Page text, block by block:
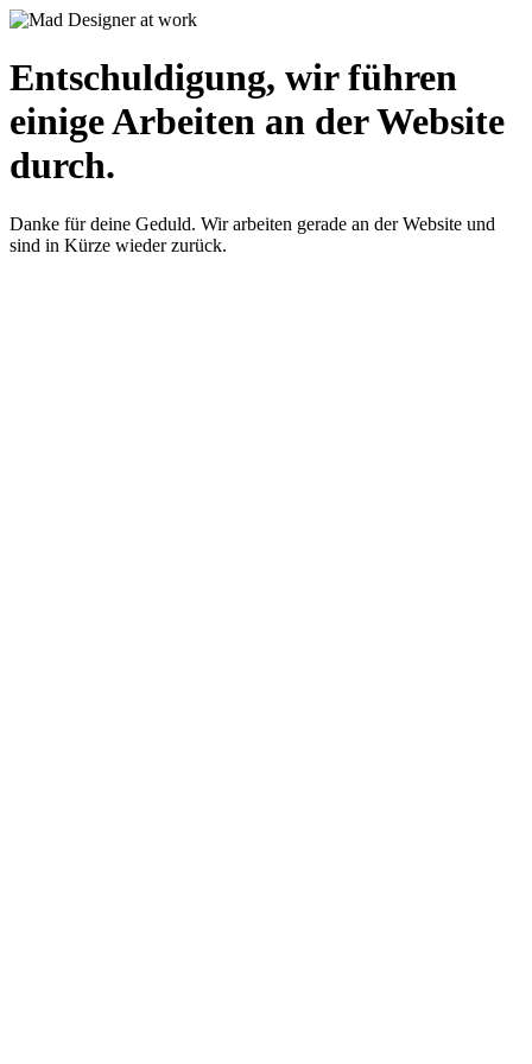
Entschuldigung, wir führen
einige Arbeiten an der Website
durch.
Danke für deine Geduld. Wir arbeiten gerade an der Website und
sind in Kürze wieder zurück.